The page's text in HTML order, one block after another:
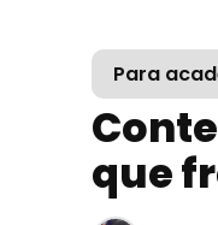
Para
que